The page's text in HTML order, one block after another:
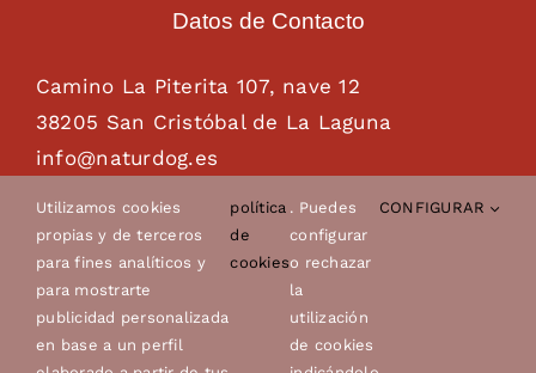
Datos de Contacto
Camino La Piterita 107, nave 12
38205 San Cristóbal de La Laguna
info@naturdog.es
Tel. 922 89 85 89 – 681 28 85 26
Utilizamos cookies
propias y de terceros
para fines analíticos y
para mostrarte
publicidad personalizada
en base a un perfil
política
de
cookies
. Puedes
configurar
o rechazar
la
utilización
de cookies
CONFIGURAR